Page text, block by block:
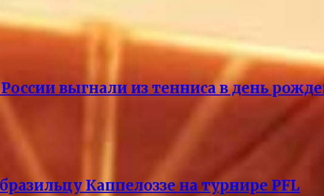
выгнали из тенниса в день
Каппелоззе на турнире PFL